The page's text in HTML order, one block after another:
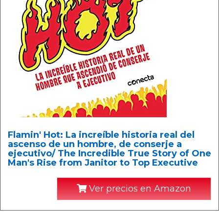
Flamin' Hot: La increíble historia real del
ascenso de un hombre, de conserje a
ejecutivo/ The Incredible True Story of One
Man's Rise from Janitor to Top Executive
Ver precios en Amazon